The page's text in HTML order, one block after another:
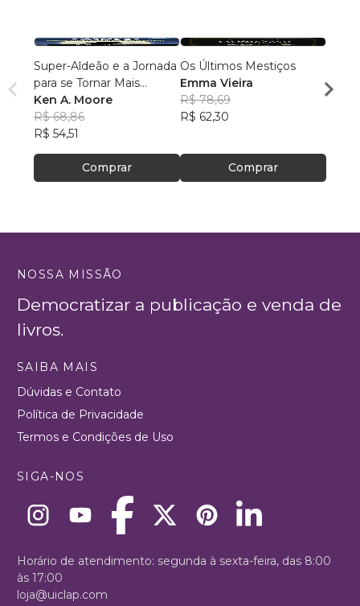
Super-Aldeão e a Jornada
para se Tornar Mais
Interessante!
Ken A. Moore
R$ 68,86
R$ 54,51
Comprar
Os Últimos Mestiços
Emma Vieira
R$ 78,69
R$ 62,30
Comprar
NOSSA MISSÃO
Democratizar a publicação e venda de
livros.
SAIBA MAIS
Dúvidas e Contato
Política de Privacidade
Termos e Condições de Uso
SIGA-NOS
Horário de atendimento: segunda à sexta-feira, das 8:00
às 17:00
loja@uiclap.com